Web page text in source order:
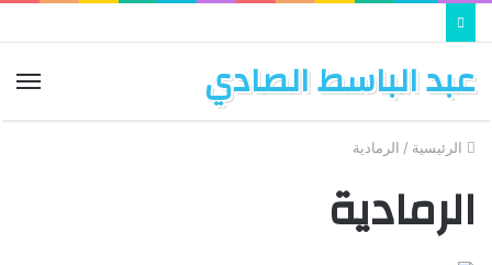
عبد الباسط الصادي
الرئيسية / الرمادية
الرمادية